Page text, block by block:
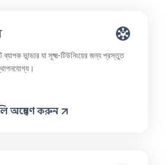
ভান্ডার যা সূক্ষ্ম-টিউনিংয়ের জন্য প্রস্তুত
অন্বেষণ করুন